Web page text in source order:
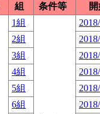
組 条件等
1組
2組
3組
4組
5組
6組